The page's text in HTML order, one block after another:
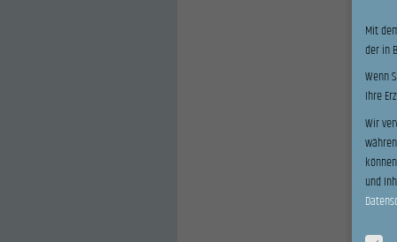
Mit
der in
Wenn
Ihre
Wir
und